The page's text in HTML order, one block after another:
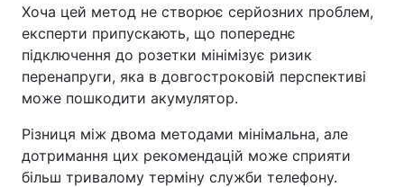
Хоча цей метод не створює серйозних проблем,
експерти припускають, що попереднє
підключення до розетки мінімізує ризик
перенапруги, яка в довгостроковій перспективі
може пошкодити акумулятор.
Різниця між двома методами мінімальна, але
дотримання цих рекомендацій може сприяти
більш тривалому терміну служби телефону.